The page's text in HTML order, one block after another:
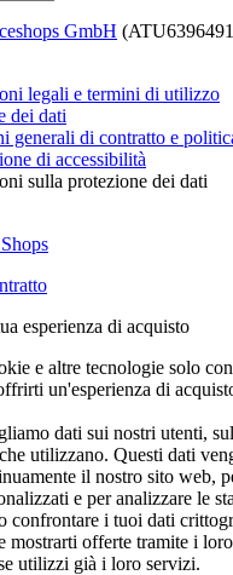
GmbH
legali e termini di utilizzo
dei dati
generali di contratto e
di accessibilità
sulla protezione dei dati
esperienza di acquisto
e altre tecnologie solo
un'esperienza di
dati sui nostri utenti,
utilizzano. Questi dati
il nostro sito web,
e per analizzare le
confrontare i tuoi dati
mostrarti offerte tramite i
utilizzi già i loro servizi.